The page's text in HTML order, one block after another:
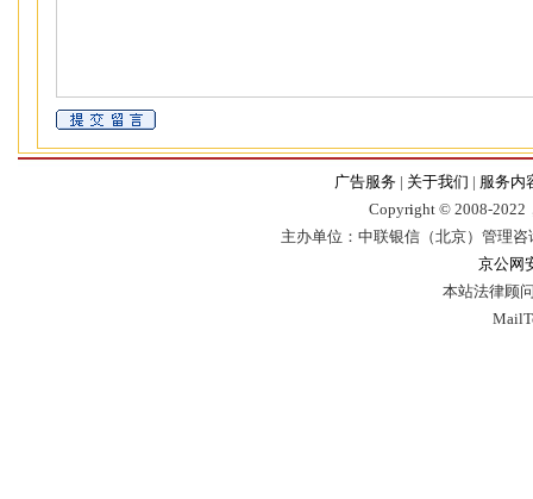
广告服务 | 关于我们 | 服务内
Copyright © 2008-2022
主办单位：中联银信（北京）管理
京公网
本站法律顾